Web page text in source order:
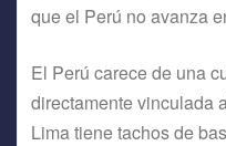
que el Perú no avanza
El Perú carece de una
directamente vinculada
Lima tiene tachos de